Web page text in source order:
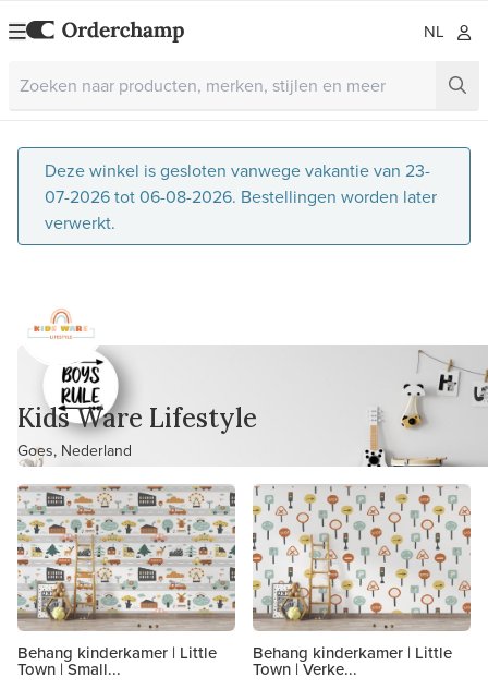
NL
Deze winkel is gesloten vanwege vakantie van 23-
07-2026 tot 06-08-2026. Bestellingen worden later
verwerkt.
Kids Ware Lifestyle
Goes, Nederland
Behang kinderkamer | Little
Town | Small...
Behang kinderkamer | Little
Town | Verke...